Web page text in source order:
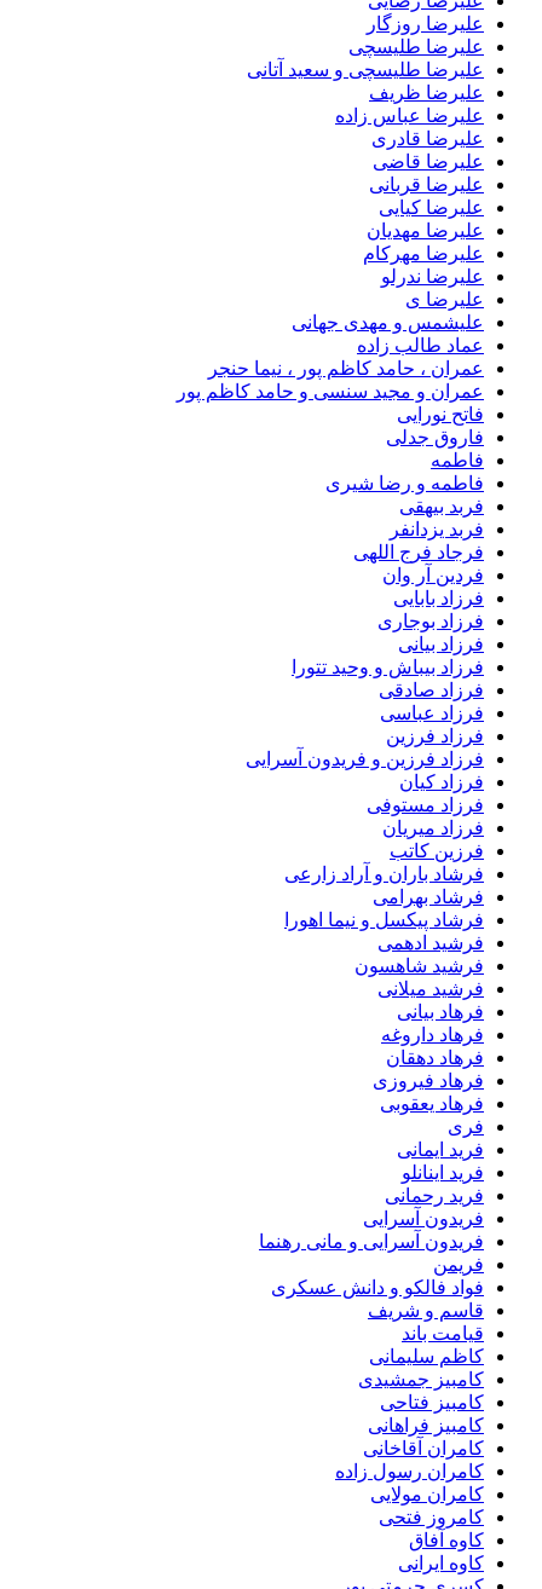
علیرضا روزگار
علیرضا طلیسچی
علیرضا طلیسچی و سعید آتانی
علیرضا ظریف
علیرضا عباس زاده
علیرضا قادری
علیرضا قاضی
علیرضا قربانی
علیرضا کیایی
علیرضا مهدیان
علیرضا مهرکام
علیرضا ندرلو
علیرضا ی
علیشمس و مهدی جهانی
عماد طالب زاده
عمران ، حامد کاظم پور ، نیما حنجر
عمران و مجید سنسی و حامد کاظم پور
فاتح نورایی
فاروق جدلی
فاطمه
فاطمه و رضا شیری
فربد بیهقی
فربد یزدانفر
فرجاد فرج اللهی
فردین آر وان
فرزاد بابایی
فرزاد بوجاری
فرزاد بیانی
فرزاد بیباش و وحید تتورا
فرزاد صادقی
فرزاد عباسی
فرزاد فرزین
فرزاد فرزین و فریدون آسرایی
فرزاد کیان
فرزاد مستوفی
فرزاد میریان
فرزین کاتب
فرشاد باران و آراد زارعی
فرشاد بهرامی
فرشاد پیکسل و نیما اهورا
فرشید ادهمی
فرشید شاهسون
فرشید میلانی
فرهاد بیانی
فرهاد داروغه
فرهاد دهقان
فرهاد فیروزی
فرهاد یعقوبی
فری
فرید ایمانی
فرید اینانلو
فرید رحمانی
فریدون آسرایی
فریدون آسرایی و مانی رهنما
فریمن
فواد فالکو و دانش عسکری
قاسم و شریف
قیامت باند
کاظم سلیمانی
کامبیز جمشیدی
کامبیز فتاحی
کامبیز فراهانی
کامران آقاخانی
کامران رسول زاده
کامران مولایی
کامروز فتحی
کاوه آفاق
کاوه ایرانی